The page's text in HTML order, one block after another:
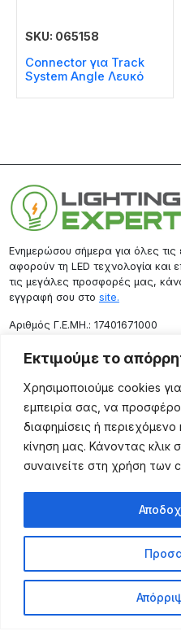
Εκτιμούμε το
Χρησιμοποιούμε cookies
εμπειρία σας, να
διαφημίσεις ή
κίνηση μας. Κάνοντας
συναινείτε στη χρήση των
SKU: 065158
Connector για Track
System Angle Λευκό
Ενημερώσου σήμερα για όλες τις
αφορούν τη LED τεχνολογία και
τις μεγάλες προσφορές μας,
εγγραφή σου στο site.
Aριθμός Γ.Ε.ΜΗ.: 17401671000
Επικοινωνία
Ρόδου 133, Αθήνα 10443
(+30) 211 725 5427
sales@lightingexpert.gr
Χρήσιμες Σελίδες
Προϊόντα
Τρόποι Αποστολής